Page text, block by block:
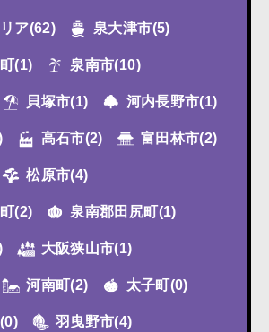
ア(62) 泉大津市(5)
(1) 泉南市(10)
貝塚市(1) 河内長野市(1)
高石市(2) 富田林市(2)
松原市(4)
(2) 泉南郡田尻町(1)
大阪狭山市(1)
河南町(2) 太子町(0)
(0) 羽曳野市(4)